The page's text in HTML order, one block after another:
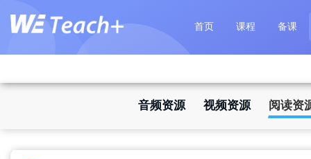
首页 课程 备课
音频资源 视频资源 阅读资